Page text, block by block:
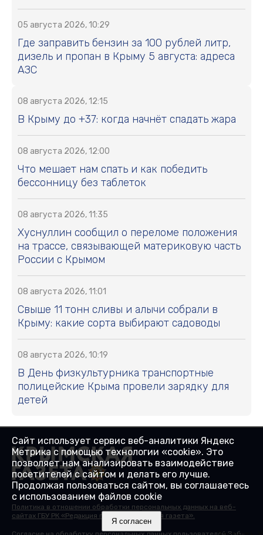
05 августа 2026, 10:29
Где заправить бензин за 100 рублей литр,
дизель и пропан в Крыму 5 августа: адреса
АЗС
08 августа 2026, 12:15
В Крыму до +37: когда начнёт спадать жара
08 августа 2026, 12:00
Что мешает нам спать и как победить
бессонницу без таблеток
08 августа 2026, 11:35
Хуснуллин сообщил о переломе положения
на трассе, связывающей материковую часть
России с Крымом
08 августа 2026, 11:01
Свыше 11 тонн сливы и алычи собрали в
Крыму: какие сорта выбирают садоводы
08 августа 2026, 10:19
В День физкультурника транспортные
полицейские Крыма провели зарядку для
детей
Политика в отношении обработки персональных данных на веб-
сайтах ГБУ РК «Редакция газеты «Крымская газета».
Сайт использует сервис веб-аналитики Яндекс
Метрика с помощью технологии «cookie». Это
позволяет нам анализировать взаимодействие
посетителей с сайтом и делать его лучше.
Продолжая пользоваться сайтом, вы соглашаетесь
с использованием файлов cookie
Я согласен